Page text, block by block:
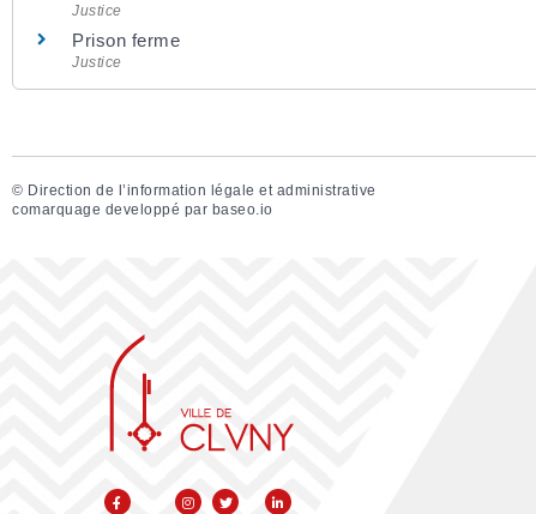
Justice
Prison ferme
Justice
© Direction de l’information légale et administrative
comarquage developpé par baseo.io